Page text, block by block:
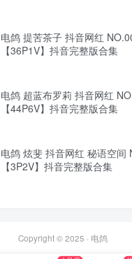
电鸽 提苦茶子 抖音网红
【36P1V】抖音完整版合集
电鸽 超蓝布罗莉 抖音网红
【44P6V】抖音完整版合集
电鸽 炫斐 抖音网红 秘语空间
【3P2V】抖音完整版合集
Copyright © 2025 · 电鸽